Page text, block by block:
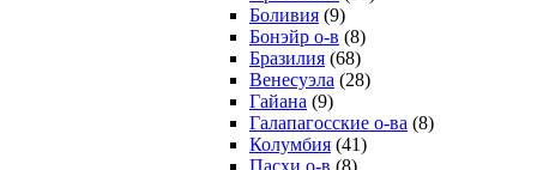
Боливия (9)
Бонэйр о-в (8)
Бразилия (68)
Венесуэла (28)
Гайана (9)
Галапагосские о-ва (8)
Колумбия (41)
Пасхи о-в (8)